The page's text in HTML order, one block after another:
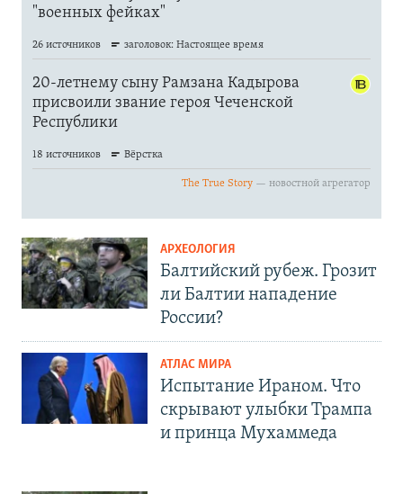
АРХЕОЛОГИЯ
Балтийский рубеж. Грозит
ли Балтии нападение
России?
АТЛАС МИРА
Испытание Ираном. Что
скрывают улыбки Трампа
и принца Мухаммеда